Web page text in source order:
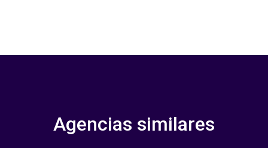
Agencias similares